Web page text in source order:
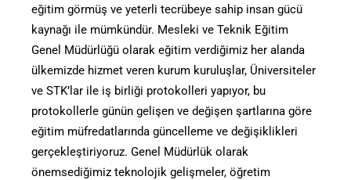
eğitim görmüş ve yeterli tecrübeye sahip insan gücü
kaynağı ile mümkündür. Mesleki ve Teknik Eğitim
Genel Müdürlüğü olarak eğitim verdiğimiz her alanda
ülkemizde hizmet veren kurum kuruluşlar, Üniversiteler
ve STK’lar ile iş birliği protokolleri yapıyor, bu
protokollerle günün gelişen ve değişen şartlarına göre
eğitim müfredatlarında güncelleme ve değişiklikleri
gerçekleştiriyoruz. Genel Müdürlük olarak
önemsediğimiz teknolojik gelişmeler, öğretim